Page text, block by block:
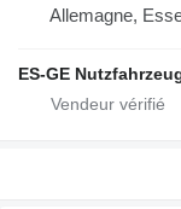
Allemagne,
ES-GE